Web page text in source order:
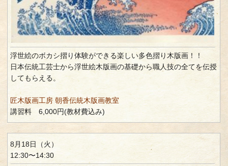
浮世絵のボカシ摺り体験ができる楽しい多色摺り木版画！！
日本伝統工芸士から浮世絵木版画の基礎から職人技の全てを伝授
してもらえる。
匠木版画工房 朝香伝統木版画教室
講習料 6,000円(教材費込み)
8月18日（火）
12:30〜14:30